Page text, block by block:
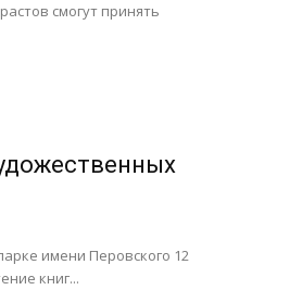
смогут принять
имени Перовского 12
книг...